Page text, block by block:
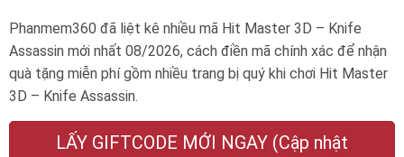
Phanmem360 đã liệt kê nhiều mã Hit Master 3D – Knife
Assassin mới nhất 08/2026, cách điền mã chính xác để nhận
quà tặng miễn phí gồm nhiều trang bị quý khi chơi Hit Master
3D – Knife Assassin.
LẤY GIFTCODE MỚI NGAY (Cập nhật